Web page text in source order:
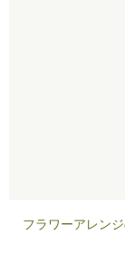
フラワーアレン